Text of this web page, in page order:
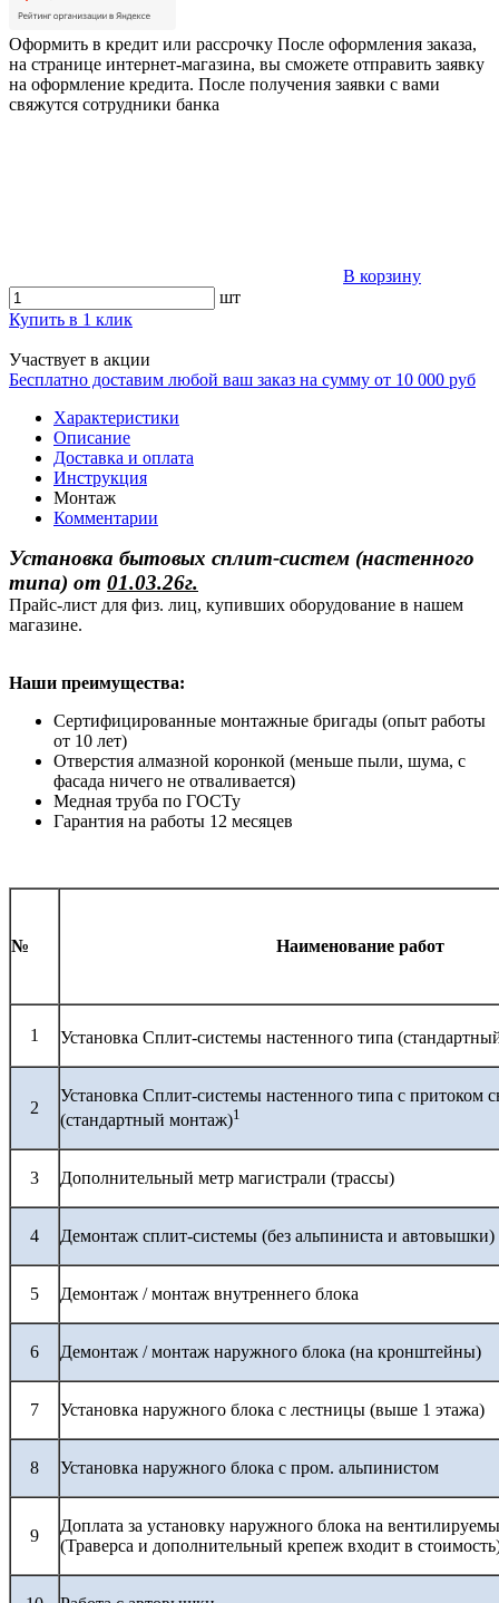
Оформить в кредит или рассрочку После оформления заказа,
на странице интернет-магазина, вы сможете отправить заявку
на оформление кредита. После получения заявки с вами
свяжутся сотрудники банка
В корзину
шт
Купить в 1 клик
Участвует в акции
Бесплатно доставим любой ваш заказ на сумму от 10 000 руб
Характеристики
Описание
Доставка и оплата
Инструкция
Монтаж
Комментарии
Установка бытовых сплит-систем (настенного
типа) от 01.03.26г.
Прайс-лист для физ. лиц, купивших оборудование в нашем
магазине.
Наши преимущества:
Сертифицированные монтажные бригады (опыт работы
от 10 лет)
Отверстия алмазной коронкой (меньше пыли, шума, с
фасада ничего не отваливается)
Медная труба по ГОСТу
Гарантия на работы 12 месяцев
№ Наименование работ
1 Установка Сплит-системы настенного типа
2
Установка Сплит-системы настенного типа с притоком
(стандартный монтаж)1
3 Дополнительный метр магистрали (трассы)
4 Демонтаж сплит-системы (без альпиниста и автовышки)
5 Демонтаж / монтаж внутреннего блока
6 Демонтаж / монтаж наружного блока (на кронштейны)
7 Установка наружного блока с лестницы (выше 1 этажа)
8 Установка наружного блока с пром. альпинистом
9
Доплата за установку наружного блока на
(Траверса и дополнительный крепеж входит в